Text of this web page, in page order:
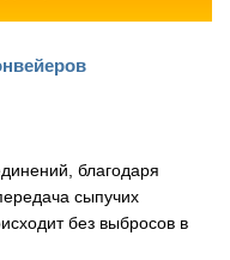
благодаря
сыпучих
без выбросов в